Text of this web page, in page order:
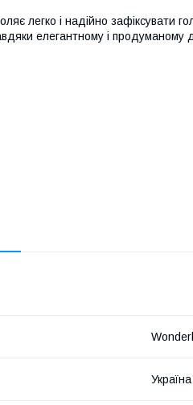
легко і надійно зафіксувати
елегантному і продуманому
Україна